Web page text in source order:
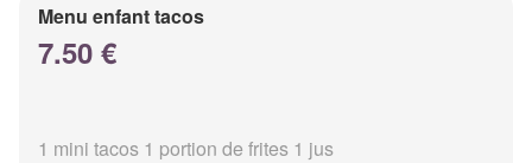
Menu enfant tacos
7.50 €
1 mini tacos 1 portion de frites 1 jus